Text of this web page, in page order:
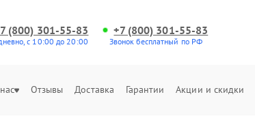
(800) 301-55-83
с 10:00 до 20:00
+7 (800) 301-55-83
Звонок бесплатный по РФ
Отзывы Доставка Гарантии Акции и скидки